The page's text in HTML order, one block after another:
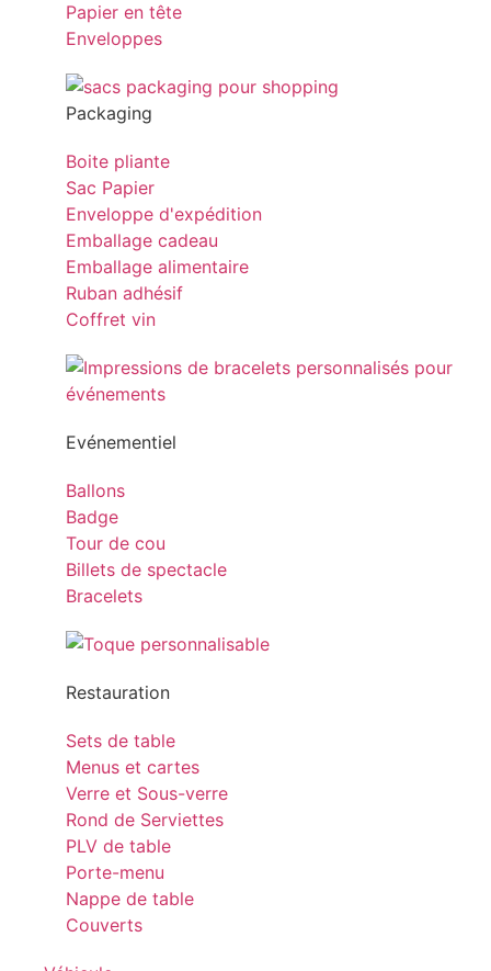
Papier en tête
Enveloppes
Packaging
Boite pliante
Sac Papier
Enveloppe d'expédition
Emballage cadeau
Emballage alimentaire
Ruban adhésif
Coffret vin
Evénementiel
Ballons
Badge
Tour de cou
Billets de spectacle
Bracelets
Restauration
Sets de table
Menus et cartes
Verre et Sous-verre
Rond de Serviettes
PLV de table
Porte-menu
Nappe de table
Couverts